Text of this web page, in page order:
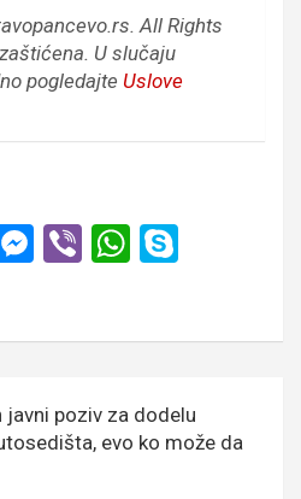
All Rights
U slučaju
pogledajte Uslove
M
g
er
Vi W
A
p
javni poziv za dodelu
evo ko može da